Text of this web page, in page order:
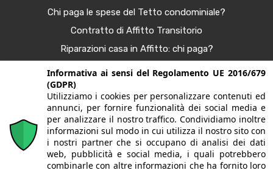
Chi paga le spese del Tetto condominiale?
Contratto di Affitto Transitorio
Riparazioni casa in Affitto: chi paga?
Procura Immobiliare – Guida completa
Tendenze Arredo e Nuance per la Casa Autunno 2025
Bonus Casa al 50%: Agevolazioni in Scadenza
© 2020. Tutti i diritti riservati. G&G case | Largo fratelli
Informativa ai sensi del Regolamento UE 2016/679
(GDPR)
Utilizziamo i cookies per personalizzare contenuti ed
annunci, per fornire funzionalità dei social media e
per analizzare il nostro traffico. Condividiamo inoltre
informazioni sul modo in cui utilizza il nostro sito con
i nostri partner che si occupano di analisi dei dati
web, pubblicità e social media, i quali potrebbero
combinarle con altre informazioni che ha fornito loro